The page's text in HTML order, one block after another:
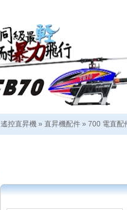
遙控直昇機 » 直昇機配件 » 700 電直配